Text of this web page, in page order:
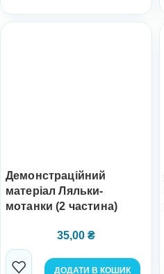
Демонстраційний
матеріал Ляльки-
мотанки (2 частина)
35,00 ₴
ДОДАТИ В КОШИК